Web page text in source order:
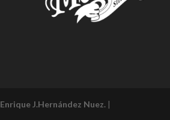
Enrique J.Hernández Nuez. |